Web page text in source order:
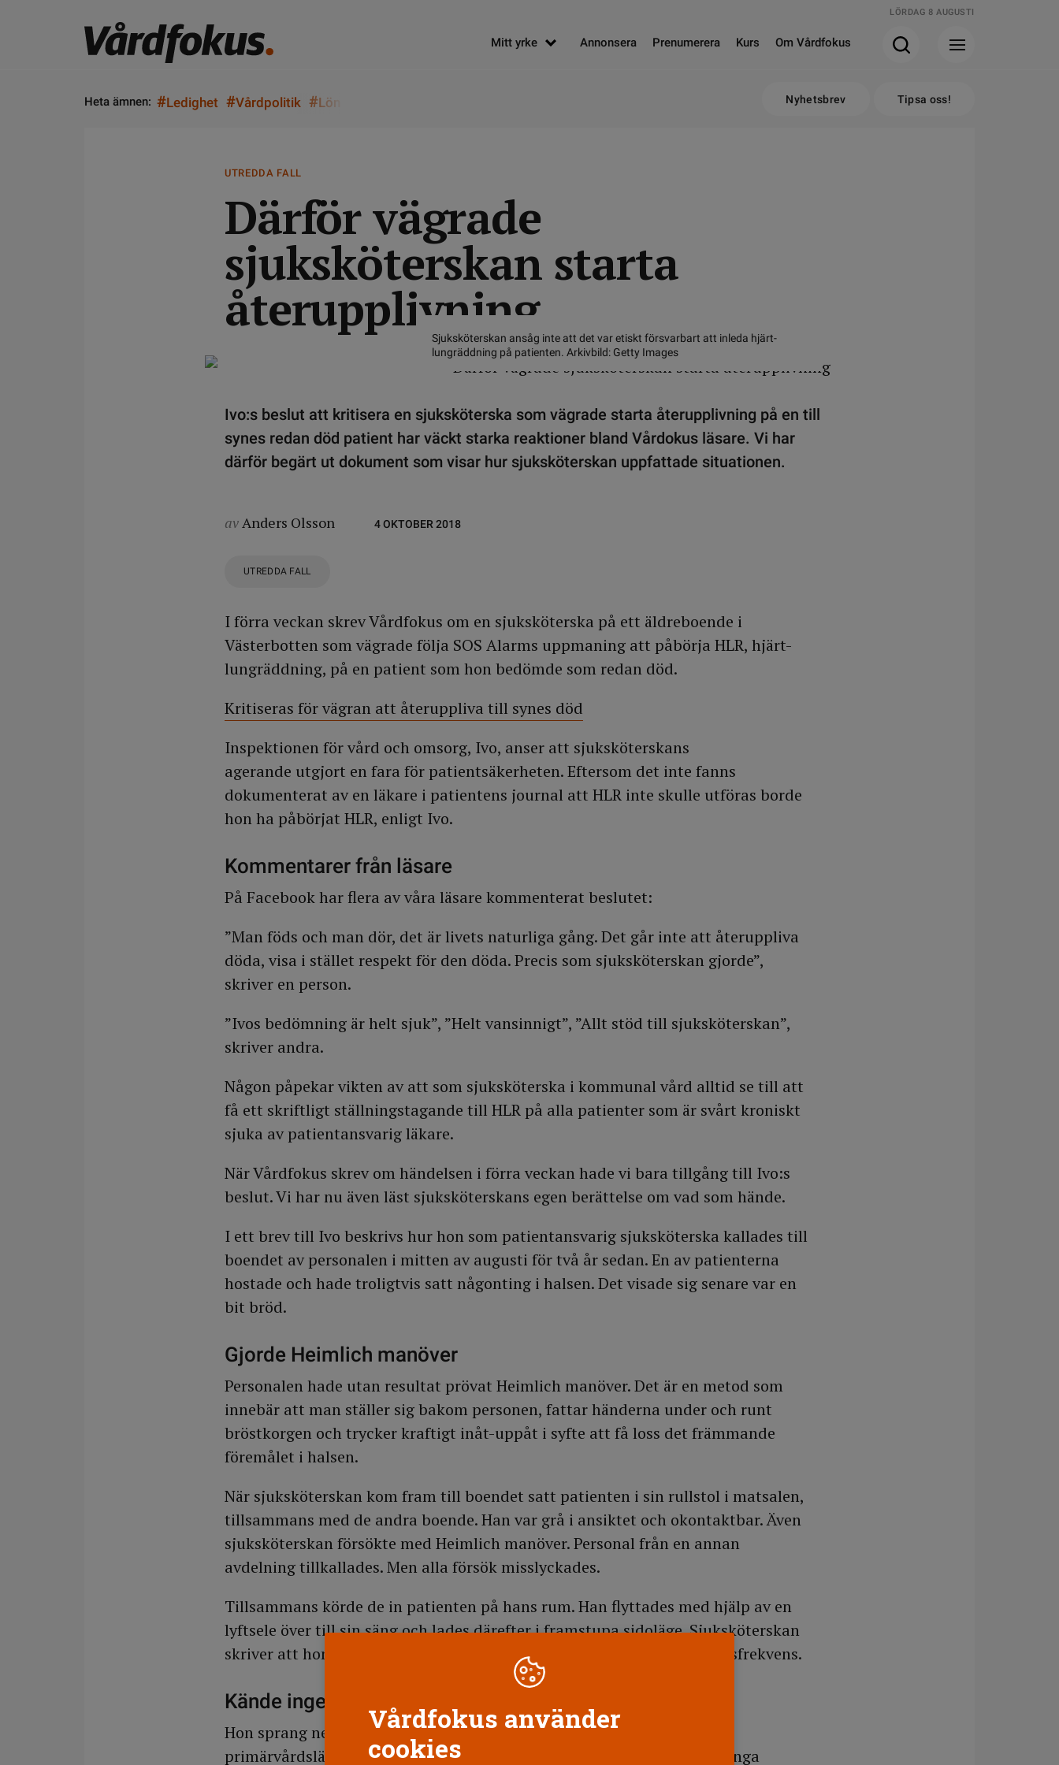
LÖRDAG 8 AUGUSTI
Mitt yrke Annonsera Prenumerera Kurs Om Vårdfokus
Heta ämnen: #Ledighet #Vårdpolitik #Lön Nyhetsbrev Tipsa oss!
UTREDDA FALL
Därför vägrade
sjuksköterskan starta
återupplivningSjuksköterskan ansåg inte att det var etiskt försvarbart att inleda hjärt-
lungräddning på patienten. Arkivbild: Getty Images
Ivo:s beslut att kritisera en sjuksköterska som vägrade starta återupplivning på en till
synes redan död patient har väckt starka reaktioner bland Vårdokus läsare. Vi har
därför begärt ut dokument som visar hur sjuksköterskan uppfattade situationen.
avAnders Olsson 4 OKTOBER 2018
UTREDDA FALL
I förra veckan skrev Vårdfokus om en sjuksköterska på ett äldreboende i
Västerbotten som vägrade följa SOS Alarms uppmaning att påbörja HLR, hjärt-
lungräddning, på en patient som hon bedömde som redan död.
Kritiseras för vägran att återuppliva till synes död
Inspektionen för vård och omsorg, Ivo, anser att sjuksköterskans
agerande utgjort en fara för patientsäkerheten. Eftersom det inte fanns
dokumenterat av en läkare i patientens journal att HLR inte skulle utföras borde
hon ha påbörjat HLR, enligt Ivo.
Kommentarer från läsare
På Facebook har flera av våra läsare kommenterat beslutet:
”Man föds och man dör, det är livets naturliga gång. Det går inte att återuppliva
döda, visa i stället respekt för den döda. Precis som sjuksköterskan gjorde”,
skriver en person.
”Ivos bedömning är helt sjuk”, ”Helt vansinnigt”, ”Allt stöd till sjuksköterskan”,
skriver andra.
Någon påpekar vikten av att som sjuksköterska i kommunal vård alltid se till att
få ett skriftligt ställningstagande till HLR på alla patienter som är svårt kroniskt
sjuka av patientansvarig läkare.
När Vårdfokus skrev om händelsen i förra veckan hade vi bara tillgång till Ivo:s
beslut. Vi har nu även läst sjuksköterskans egen berättelse om vad som hände.
I ett brev till Ivo beskrivs hur hon som patientansvarig sjuksköterska kallades till
boendet av personalen i mitten av augusti för två år sedan. En av patienterna
hostade och hade troligtvis satt någonting i halsen. Det visade sig senare var en
bit bröd.
Gjorde Heimlich manöver
Personalen hade utan resultat prövat Heimlich manöver. Det är en metod som
innebär att man ställer sig bakom personen, fattar händerna under och runt
bröstkorgen och trycker kraftigt inåt-uppåt i syfte att få loss det främmande
föremålet i halsen.
När sjuksköterskan kom fram till boendet satt patienten i sin rullstol i matsalen,
tillsammans med de andra boende. Han var grå i ansiktet och okontaktbar. Även
sjuksköterskan försökte med Heimlich manöver. Personal från en annan
avdelning tillkallades. Men alla försök misslyckades.
Tillsammans körde de in patienten på hans rum. Han flyttades med hjälp av en
lyftsele över till sin säng och lades därefter i framstupa sidoläge. Sjuksköterskan
skriver att hon varken kunde känna någon puls eller se någon andningsfrekvens.
Kände ingen puls
Hon sprang ner till sjuksköterskeexpeditionen för att konsultera en
primärvårdsläkare på hälsocentralen. Läkaren uppmanade henne att ringa
Vårdfokus använder
cookies